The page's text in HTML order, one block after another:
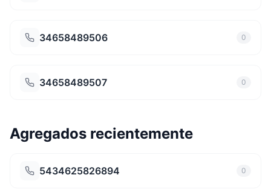
34658489506 0
34658489507 0
Agregados recientemente
5434625826894 0